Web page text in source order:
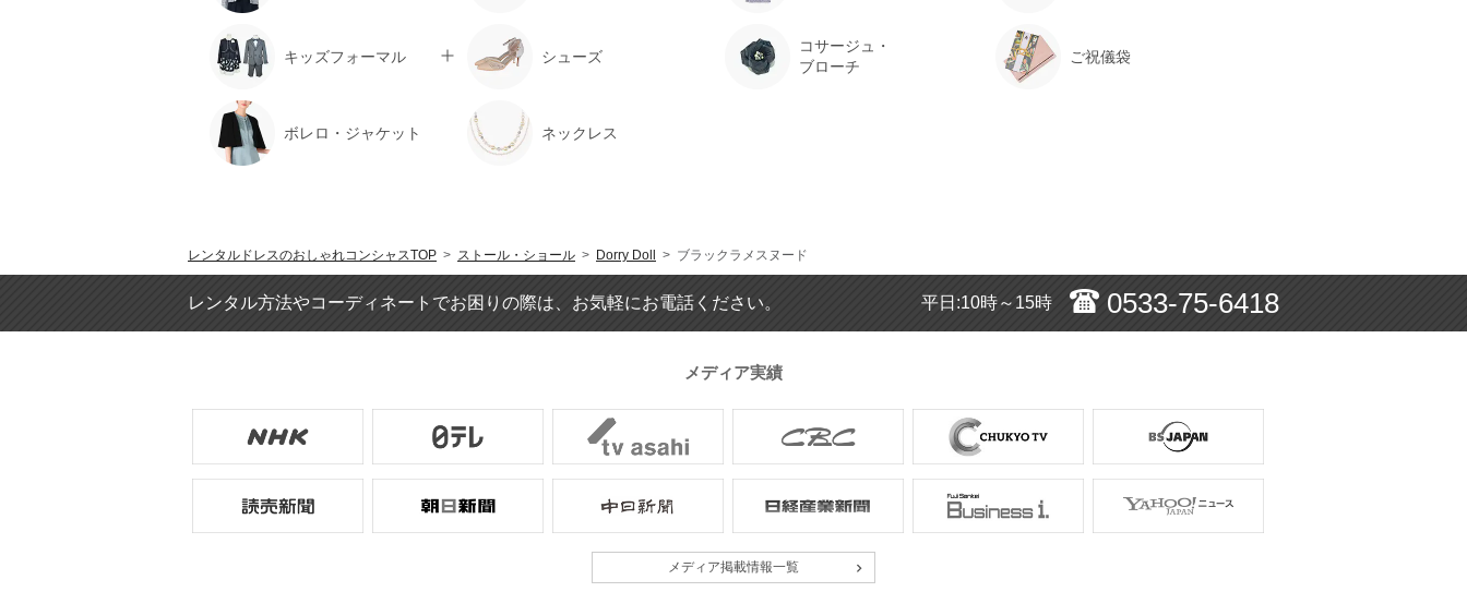
キッズフォーマル シューズ
コサージュ・
ブローチ
ボレロ・ジャケット ネックレス
ご祝儀袋
レンタルドレスのおしゃれコンシャスTOP > ストール・ショール > Dorry Doll > ブラックラメスヌード
レンタル方法やコーディネートでお困りの際は、お気軽にお電話ください。 平日:10時～15時 0533-75-6418
メディア実績
メディア掲載情報一覧